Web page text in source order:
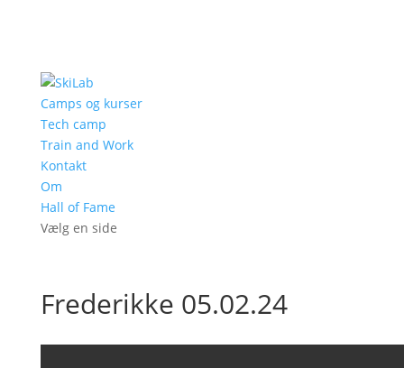
Camps og kurser
Tech camp
Train and Work
Kontakt
Om
Hall of Fame
Vælg en side
Frederikke 05.02.24